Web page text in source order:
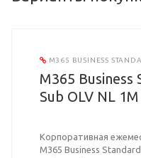
M365 BUSINESS
M365 Business
Sub OLV NL
Корпоративная
M365 Business